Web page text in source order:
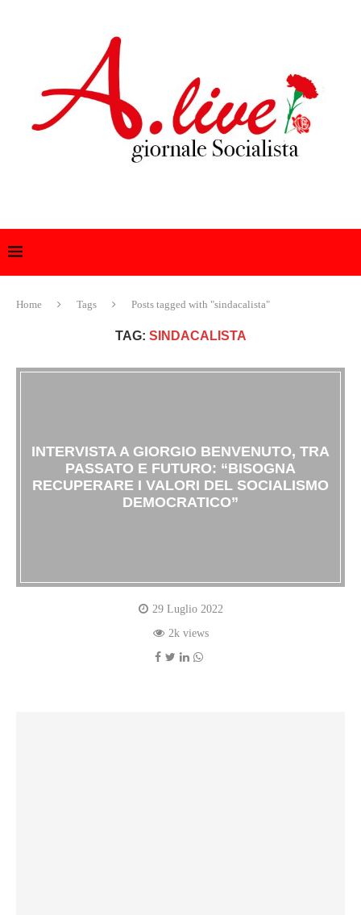
Home Tags Posts tagged with "sindacalista"
TAG: SINDACALISTA
INTERVISTA A GIORGIO BENVENUTO, TRA
PASSATO E FUTURO: “BISOGNA
RECUPERARE I VALORI DEL SOCIALISMO
DEMOCRATICO”
29 Luglio 2022
2k views